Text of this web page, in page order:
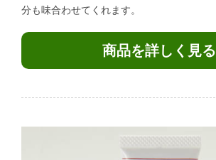
分も味合わせてくれます。
商品を詳しく見る